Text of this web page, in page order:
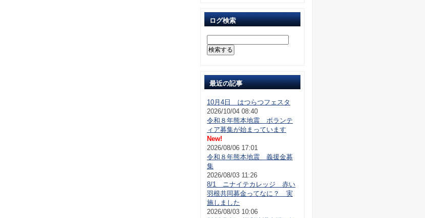
ログ検索
最近の記事
10月4日 はつらつフェスタ
2026/10/04 08:40
令和８年熊本地震 ボランテ
ィア募集が始まっています
New!
2026/08/06 17:01
令和８年熊本地震 義援金募
集
2026/08/03 11:26
8/1 ニナイテカレッジ 赤い
羽根共同募金ってなに？ 実
施しました
2026/08/03 10:06